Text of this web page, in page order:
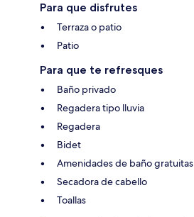
Para que disfrutes
Terraza o patio
Patio
Para que te refresques
Baño privado
Regadera tipo lluvia
Regadera
Bidet
Amenidades de baño gratuitas
Secadora de cabello
Toallas